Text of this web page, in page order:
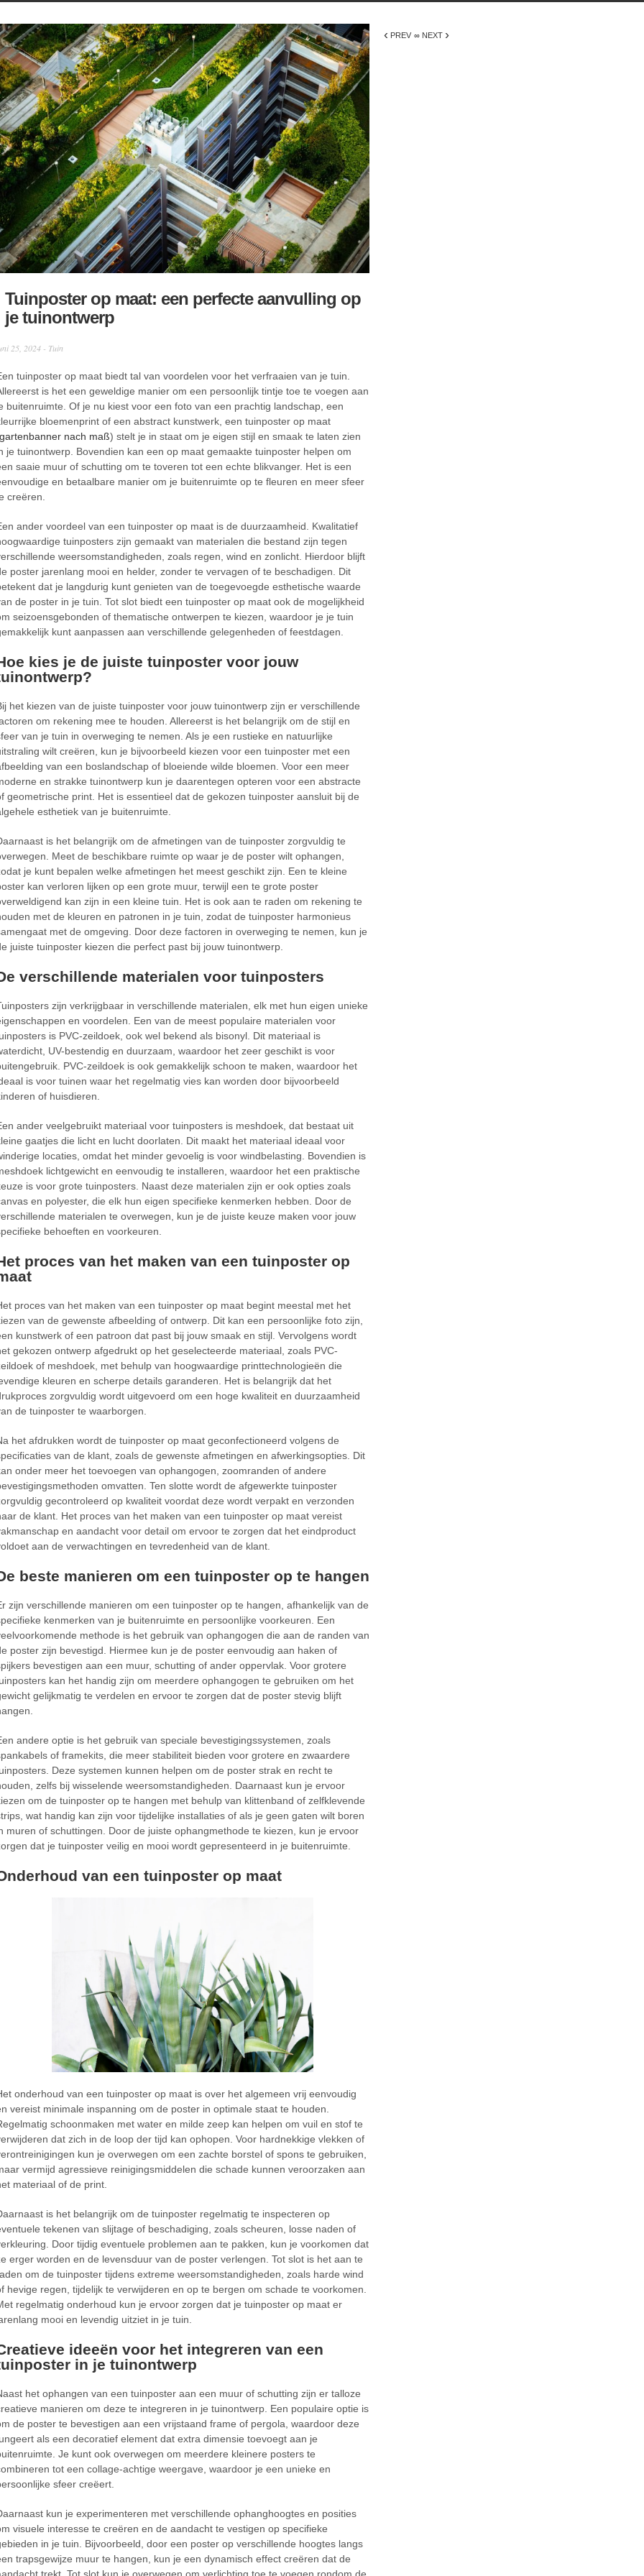
Tuinposter op maat: een perfecte aanvulling op
je tuinontwerp
25, 2024 - Tuin
tuinposter op maat biedt tal van voordelen voor het verfraaien van je tuin.
is het een geweldige manier om een persoonlijk tintje toe te voegen aan
buitenruimte. Of je nu kiest voor een foto van een prachtig landschap, een
bloemenprint of een abstract kunstwerk, een tuinposter op maat
gartenbanner nach maß) stelt je in staat om je eigen stijl en smaak te laten zien
je tuinontwerp. Bovendien kan een op maat gemaakte tuinposter helpen om
saaie muur of schutting om te toveren tot een echte blikvanger. Het is een
en betaalbare manier om je buitenruimte op te fleuren en meer sfeer
creëren.
ander voordeel van een tuinposter op maat is de duurzaamheid. Kwalitatief
tuinposters zijn gemaakt van materialen die bestand zijn tegen
weersomstandigheden, zoals regen, wind en zonlicht. Hierdoor blijft
poster jarenlang mooi en helder, zonder te vervagen of te beschadigen. Dit
dat je langdurig kunt genieten van de toegevoegde esthetische waarde
de poster in je tuin. Tot slot biedt een tuinposter op maat ook de mogelijkheid
seizoensgebonden of thematische ontwerpen te kiezen, waardoor je je tuin
kunt aanpassen aan verschillende gelegenheden of feestdagen.
kies je de juiste tuinposter voor jouw
het kiezen van de juiste tuinposter voor jouw tuinontwerp zijn er verschillende
om rekening mee te houden. Allereerst is het belangrijk om de stijl en
van je tuin in overweging te nemen. Als je een rustieke en natuurlijke
wilt creëren, kun je bijvoorbeeld kiezen voor een tuinposter met een
van een boslandschap of bloeiende wilde bloemen. Voor een meer
en strakke tuinontwerp kun je daarentegen opteren voor een abstracte
geometrische print. Het is essentieel dat de gekozen tuinposter aansluit bij de
esthetiek van je buitenruimte.
is het belangrijk om de afmetingen van de tuinposter zorgvuldig te
Meet de beschikbare ruimte op waar je de poster wilt ophangen,
je kunt bepalen welke afmetingen het meest geschikt zijn. Een te kleine
kan verloren lijken op een grote muur, terwijl een te grote poster
kan zijn in een kleine tuin. Het is ook aan te raden om rekening te
met de kleuren en patronen in je tuin, zodat de tuinposter harmonieus
met de omgeving. Door deze factoren in overweging te nemen, kun je
juiste tuinposter kiezen die perfect past bij jouw tuinontwerp.
verschillende materialen voor tuinposters
zijn verkrijgbaar in verschillende materialen, elk met hun eigen unieke
en voordelen. Een van de meest populaire materialen voor
is PVC-zeildoek, ook wel bekend als bisonyl. Dit materiaal is
UV-bestendig en duurzaam, waardoor het zeer geschikt is voor
PVC-zeildoek is ook gemakkelijk schoon te maken, waardoor het
is voor tuinen waar het regelmatig vies kan worden door bijvoorbeeld
of huisdieren.
ander veelgebruikt materiaal voor tuinposters is meshdoek, dat bestaat uit
gaatjes die licht en lucht doorlaten. Dit maakt het materiaal ideaal voor
locaties, omdat het minder gevoelig is voor windbelasting. Bovendien is
lichtgewicht en eenvoudig te installeren, waardoor het een praktische
is voor grote tuinposters. Naast deze materialen zijn er ook opties zoals
en polyester, die elk hun eigen specifieke kenmerken hebben. Door de
materialen te overwegen, kun je de juiste keuze maken voor jouw
behoeften en voorkeuren.
proces van het maken van een tuinposter op
proces van het maken van een tuinposter op maat begint meestal met het
van de gewenste afbeelding of ontwerp. Dit kan een persoonlijke foto zijn,
kunstwerk of een patroon dat past bij jouw smaak en stijl. Vervolgens wordt
gekozen ontwerp afgedrukt op het geselecteerde materiaal, zoals PVC-
of meshdoek, met behulp van hoogwaardige printtechnologieën die
kleuren en scherpe details garanderen. Het is belangrijk dat het
zorgvuldig wordt uitgevoerd om een hoge kwaliteit en duurzaamheid
de tuinposter te waarborgen.
het afdrukken wordt de tuinposter op maat geconfectioneerd volgens de
van de klant, zoals de gewenste afmetingen en afwerkingsopties. Dit
onder meer het toevoegen van ophangogen, zoomranden of andere
omvatten. Ten slotte wordt de afgewerkte tuinposter
gecontroleerd op kwaliteit voordat deze wordt verpakt en verzonden
de klant. Het proces van het maken van een tuinposter op maat vereist
en aandacht voor detail om ervoor te zorgen dat het eindproduct
aan de verwachtingen en tevredenheid van de klant.
beste manieren om een tuinposter op te hangen
zijn verschillende manieren om een tuinposter op te hangen, afhankelijk van de
kenmerken van je buitenruimte en persoonlijke voorkeuren. Een
methode is het gebruik van ophangogen die aan de randen van
poster zijn bevestigd. Hiermee kun je de poster eenvoudig aan haken of
bevestigen aan een muur, schutting of ander oppervlak. Voor grotere
kan het handig zijn om meerdere ophangogen te gebruiken om het
gelijkmatig te verdelen en ervoor te zorgen dat de poster stevig blijft
andere optie is het gebruik van speciale bevestigingssystemen, zoals
of framekits, die meer stabiliteit bieden voor grotere en zwaardere
Deze systemen kunnen helpen om de poster strak en recht te
zelfs bij wisselende weersomstandigheden. Daarnaast kun je ervoor
om de tuinposter op te hangen met behulp van klittenband of zelfklevende
wat handig kan zijn voor tijdelijke installaties of als je geen gaten wilt boren
muren of schuttingen. Door de juiste ophangmethode te kiezen, kun je ervoor
dat je tuinposter veilig en mooi wordt gepresenteerd in je buitenruimte.
van een tuinposter op maat
onderhoud van een tuinposter op maat is over het algemeen vrij eenvoudig
vereist minimale inspanning om de poster in optimale staat te houden.
schoonmaken met water en milde zeep kan helpen om vuil en stof te
dat zich in de loop der tijd kan ophopen. Voor hardnekkige vlekken of
kun je overwegen om een zachte borstel of spons te gebruiken,
vermijd agressieve reinigingsmiddelen die schade kunnen veroorzaken aan
materiaal of de print.
is het belangrijk om de tuinposter regelmatig te inspecteren op
tekenen van slijtage of beschadiging, zoals scheuren, losse naden of
Door tijdig eventuele problemen aan te pakken, kun je voorkomen dat
erger worden en de levensduur van de poster verlengen. Tot slot is het aan te
om de tuinposter tijdens extreme weersomstandigheden, zoals harde wind
hevige regen, tijdelijk te verwijderen en op te bergen om schade te voorkomen.
regelmatig onderhoud kun je ervoor zorgen dat je tuinposter op maat er
mooi en levendig uitziet in je tuin.
ideeën voor het integreren van een
in je tuinontwerp
het ophangen van een tuinposter aan een muur of schutting zijn er talloze
manieren om deze te integreren in je tuinontwerp. Een populaire optie is
de poster te bevestigen aan een vrijstaand frame of pergola, waardoor deze
als een decoratief element dat extra dimensie toevoegt aan je
Je kunt ook overwegen om meerdere kleinere posters te
tot een collage-achtige weergave, waardoor je een unieke en
sfeer creëert.
kun je experimenteren met verschillende ophanghoogtes en posities
visuele interesse te creëren en de aandacht te vestigen op specifieke
in je tuin. Bijvoorbeeld, door een poster op verschillende hoogtes langs
trapsgewijze muur te hangen, kun je een dynamisch effect creëren dat de
‹ PREV ∞ NEXT ›